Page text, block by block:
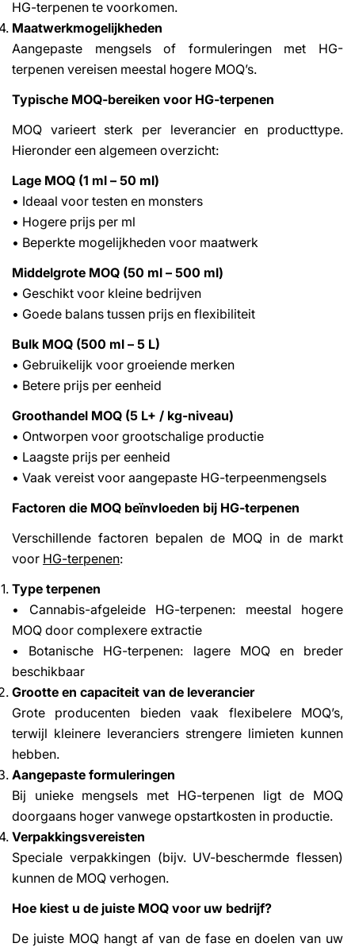
HG-terpenen te voorkomen.
Maatwerkmogelijkheden
Aangepaste mengsels of formuleringen met HG-
terpenen vereisen meestal hogere MOQ’s.
Typische MOQ-bereiken voor HG-terpenen
MOQ varieert sterk per leverancier en producttype.
Hieronder een algemeen overzicht:
Lage MOQ (1 ml – 50 ml)
• Ideaal voor testen en monsters
• Hogere prijs per ml
• Beperkte mogelijkheden voor maatwerk
Middelgrote MOQ (50 ml – 500 ml)
• Geschikt voor kleine bedrijven
• Goede balans tussen prijs en flexibiliteit
Bulk MOQ (500 ml – 5 L)
• Gebruikelijk voor groeiende merken
• Betere prijs per eenheid
Groothandel MOQ (5 L+ / kg-niveau)
• Ontworpen voor grootschalige productie
• Laagste prijs per eenheid
• Vaak vereist voor aangepaste HG-terpeenmengsels
Factoren die MOQ beïnvloeden bij HG-terpenen
Verschillende factoren bepalen de MOQ in de markt
voor HG-terpenen:
Type terpenen
• Cannabis-afgeleide HG-terpenen: meestal hogere
MOQ door complexere extractie
• Botanische HG-terpenen: lagere MOQ en breder
beschikbaar
Grootte en capaciteit van de leverancier
Grote producenten bieden vaak flexibelere MOQ’s,
terwijl kleinere leveranciers strengere limieten kunnen
hebben.
Aangepaste formuleringen
Bij unieke mengsels met HG-terpenen ligt de MOQ
doorgaans hoger vanwege opstartkosten in productie.
Verpakkingsvereisten
Speciale verpakkingen (bijv. UV-beschermde flessen)
kunnen de MOQ verhogen.
Hoe kiest u de juiste MOQ voor uw bedrijf?
De juiste MOQ hangt af van de fase en doelen van uw